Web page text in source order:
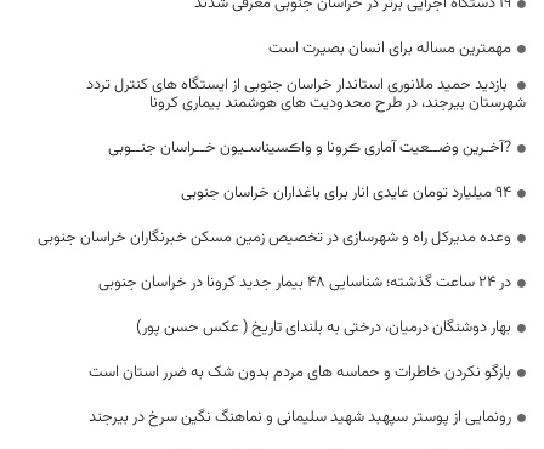
مهمترین مساله برای انسان بصیرت است
بازدید حمید ملانوری استاندار خراسان جنوبی از ایستگاه های کنترل تردد
شهرستان بیرجند، در طرح محدودیت های هوشمند بیماری کرونا
?آخـرین وضــعیت آماری ڪرونا و واڪسیناسـیون خــراسان جنــوبی
94 میلیارد تومان عایدی انار برای باغداران خراسان جنوبی
وعده مدیرکل راه و شهرسازی در تخصیص زمین مسکن خبرنگاران خراسان جنوبی
در 24 ساعت گذشته؛ شناسایی 48 بیمار جدید کرونا در خراسان جنوبی
بهار دوشنگان درمیان، درختی به بلندای تاریخ ( عکس حسن پور)
بازگو نکردن خاطرات و حماسه های مردم بدون شک به ضرر استان است
رونمایی از پوستر سپهبد شهید سلیمانی و نماهنگ نگین سرخ در بیرجند